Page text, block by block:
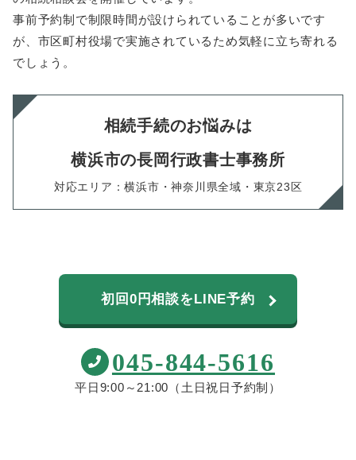
事前予約制で制限時間が設けられていることが多いです
が、市区町村役場で実施されているため気軽に立ち寄れる
でしょう。
相続手続のお悩みは
横浜市の長岡行政書士事務所
対応エリア：横浜市・神奈川県全域・東京23区
初回0円相談をLINE予約
045-844-5616
平日9:00～21:00（土日祝日予約制）